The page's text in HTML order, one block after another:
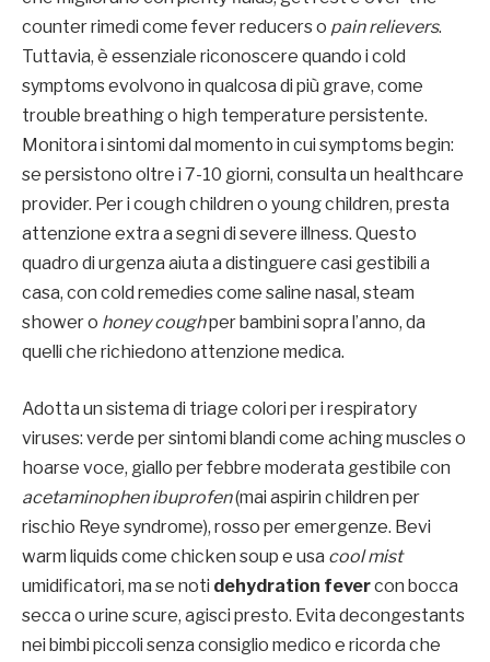
counter rimedi come fever reducers o pain relievers.
Tuttavia, è essenziale riconoscere quando i cold
symptoms evolvono in qualcosa di più grave, come
trouble breathing o high temperature persistente.
Monitora i sintomi dal momento in cui symptoms begin:
se persistono oltre i 7-10 giorni, consulta un healthcare
provider. Per i cough children o young children, presta
attenzione extra a segni di severe illness. Questo
quadro di urgenza aiuta a distinguere casi gestibili a
casa, con cold remedies come saline nasal, steam
shower o honey coughper bambini sopra l’anno, da
quelli che richiedono attenzione medica.
Adotta un sistema di triage colori per i respiratory
viruses: verde per sintomi blandi come aching muscles o
hoarse voce, giallo per febbre moderata gestibile con
acetaminophen ibuprofen(mai aspirin children per
rischio Reye syndrome), rosso per emergenze. Bevi
warm liquids come chicken soup e usa cool mist
umidificatori, ma se noti dehydration fevercon bocca
secca o urine scure, agisci presto. Evita decongestants
nei bimbi piccoli senza consiglio medico e ricorda che